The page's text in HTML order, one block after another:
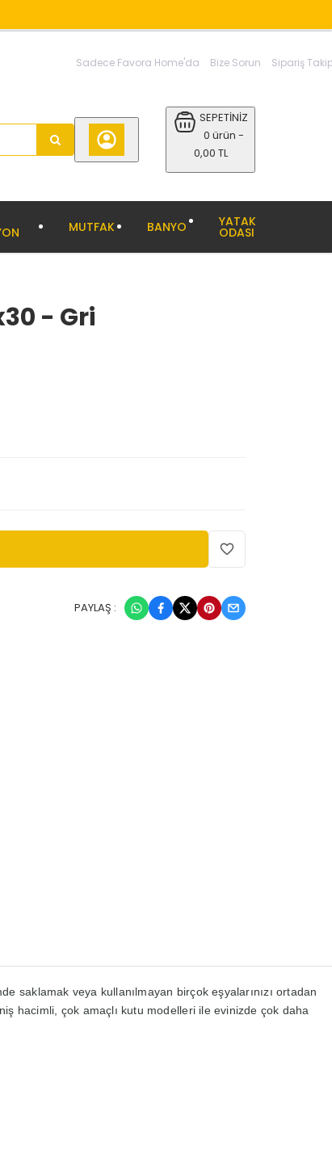
Sadece Favora Home'da Bize Sorun Sipariş
SEPETİNİZ
0 ürün -
0,00 TL
MUTFAK BANYO YATAK
ODASI
- Gri
PAYLAŞ :
saklamak veya kullanılmayan birçok eşyalarınızı ortadan
hacimli, çok amaçlı kutu modelleri ile evinizde çok daha